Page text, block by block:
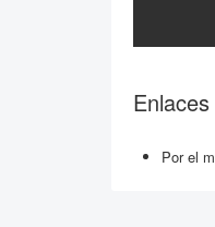
Por el